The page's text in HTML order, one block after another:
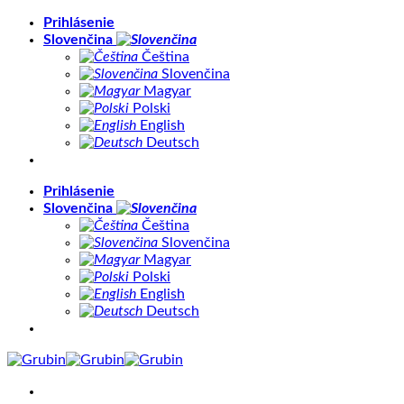
Skip
Prihlásenie
Slovenčina
Čeština
Slovenčina
Magyar
Polski
English
Deutsch
Prihlásenie
Slovenčina
Čeština
Slovenčina
Magyar
Polski
English
Deutsch